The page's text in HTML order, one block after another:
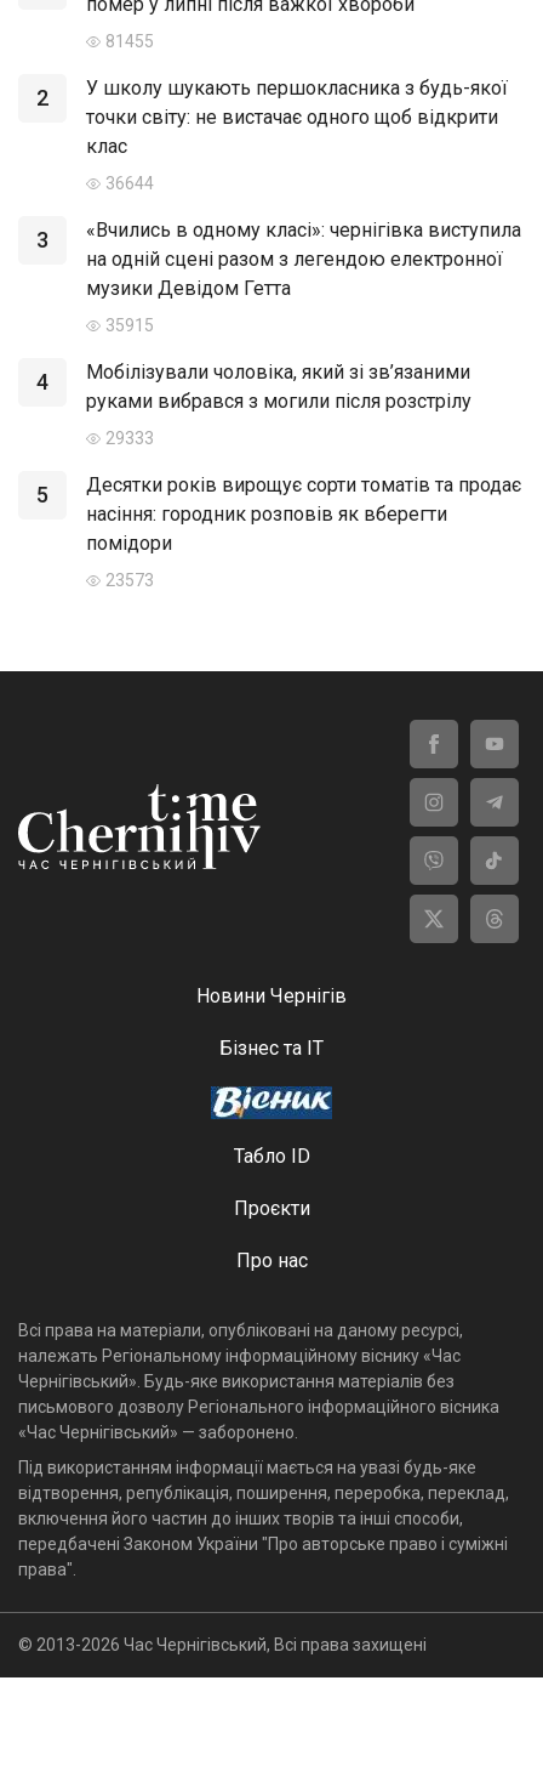
81455
2
У школу шукають першокласника з будь-якої
точки світу: не вистачає одного щоб відкрити
клас
36644
3
«Вчились в одному класі»: чернігівка виступила
на одній сцені разом з легендою електронної
музики Девідом Гетта
35915
4
Мобілізували чоловіка, який зі зв’язаними
руками вибрався з могили після розстрілу
29333
5
Десятки років вирощує сорти томатів та продає
насіння: городник розповів як вберегти
помідори
23573
Новини Чернігів
Бізнес та ІТ
Табло ID
Проєкти
Про нас
Всі права на матеріали, опубліковані на даному ресурсі,
належать Регіональному інформаційному віснику «Час
Чернігівський». Будь-яке використання матеріалів без
письмового дозволу Регіонального інформаційного вісника
«Час Чернігівський» — заборонено.
Під використанням інформації мається на увазі будь-яке
відтворення, републікація, поширення, переробка, переклад,
включення його частин до інших творів та інші способи,
передбачені Законом України "Про авторське право і суміжні
права".
© 2013-2026 Час Чернігівський, Всі права захищені